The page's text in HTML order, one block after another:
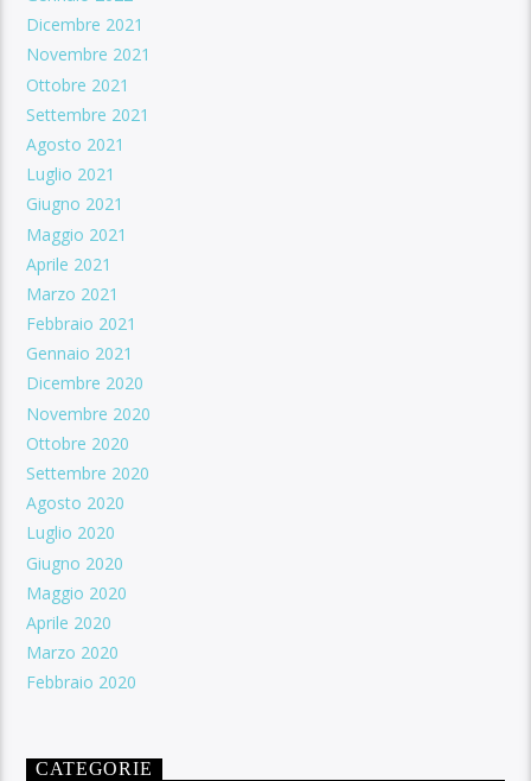
Dicembre 2021
Novembre 2021
Ottobre 2021
Settembre 2021
Agosto 2021
Luglio 2021
Giugno 2021
Maggio 2021
Aprile 2021
Marzo 2021
Febbraio 2021
Gennaio 2021
Dicembre 2020
Novembre 2020
Ottobre 2020
Settembre 2020
Agosto 2020
Luglio 2020
Giugno 2020
Maggio 2020
Aprile 2020
Marzo 2020
Febbraio 2020
CATEGORIE